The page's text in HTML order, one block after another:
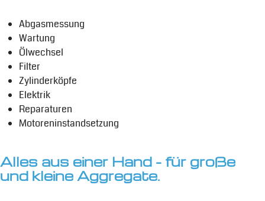
Abgasmessung
Wartung
Ölwechsel
Filter
Zylinderköpfe
Elektrik
Reparaturen
Motoreninstandsetzung
Alles aus einer Hand - für große
und kleine Aggregate.